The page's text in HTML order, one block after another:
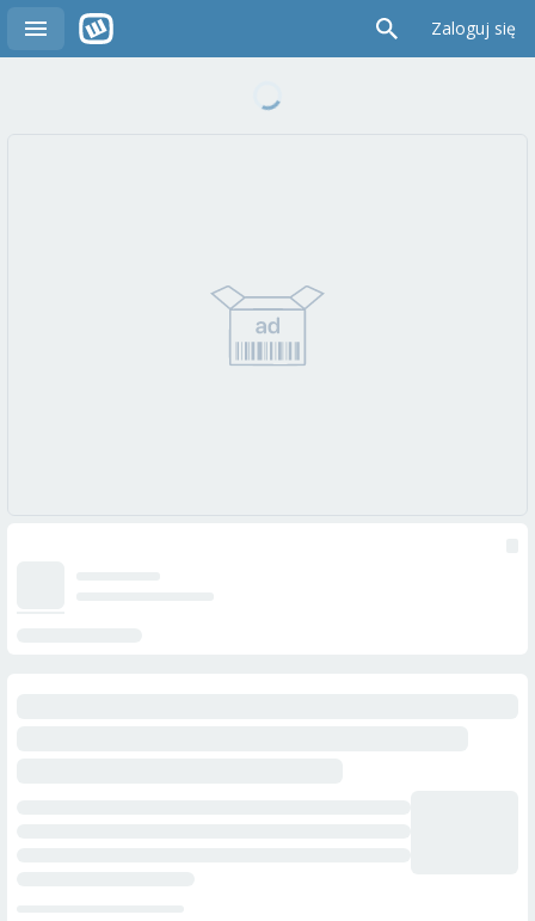
Zaloguj się